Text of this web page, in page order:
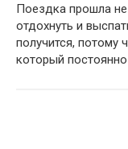
Поездка прошла не
отдохнуть и
получится, потому
который